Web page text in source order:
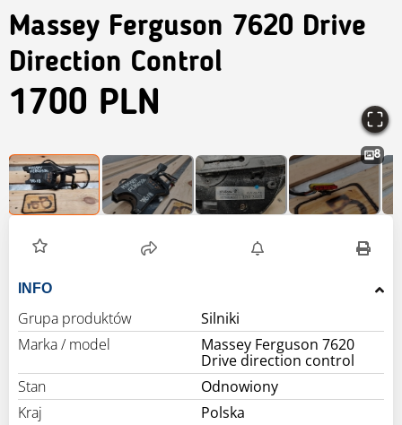
Massey Ferguson 7620 Drive
Direction Control
1700 PLN
8
INFO
Grupa produktów
Silniki
Marka / model
Massey Ferguson 7620
Drive direction control
Stan
Odnowiony
Kraj
Polska